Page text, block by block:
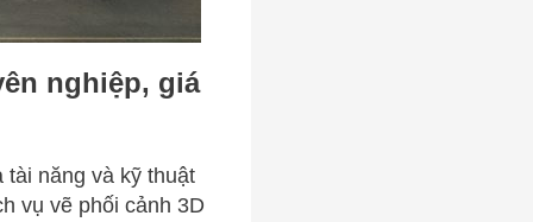
nghiệp, giá
năng và kỹ thuật
vụ vẽ phối cảnh 3D